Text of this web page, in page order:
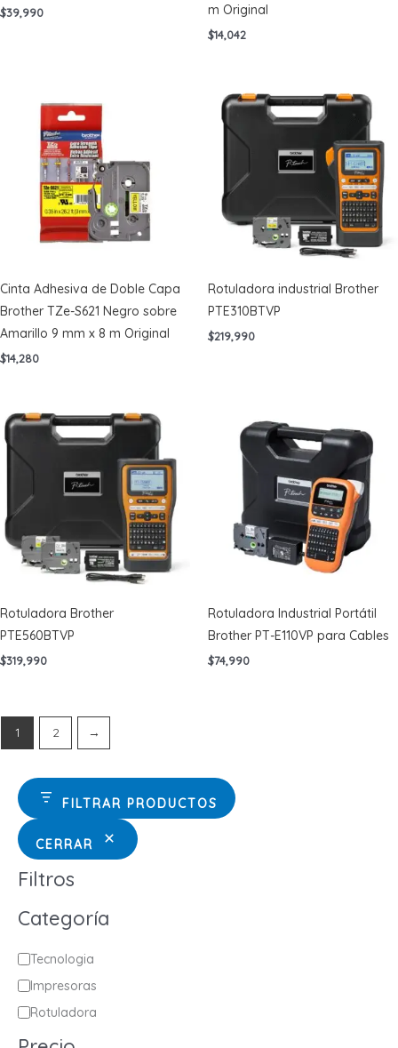
FILTRAR PRODUCTOS
CERRAR
Filtros
Categoría
C
a
t
Tecnologia
Impresoras
Rotuladora
$39,990
m Original
$14,042
Cinta Adhesiva de Doble Capa
Brother TZe-S621 Negro sobre
Amarillo 9 mm x 8 m Original
$14,280
Rotuladora industrial Brother
PTE310BTVP
$219,990
Rotuladora Brother
PTE560BTVP
$319,990
Rotuladora Industrial Portátil
Brother PT-E110VP para Cables
$74,990
1 2 →